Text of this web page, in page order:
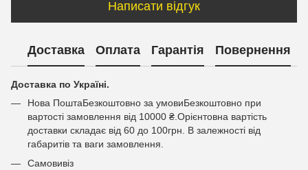
Написати відгук
Доставка Оплата Гарантія Повернення
Доставка по Україні.
Нова ПоштаБезкоштовно за умовиБезкоштовно при
вартості замовлення від 10000 ₴.Орієнтовна вартість
доставки складає від 60 до 100грн. В залежності від
габаритів та ваги замовлення.
Самовивіз